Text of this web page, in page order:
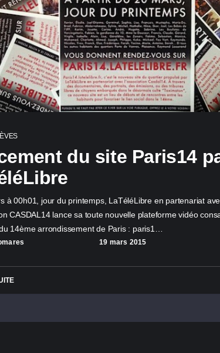
du site Paris14
à 00h01, jour du printemps, LaTéléLibre en partenariat
CASDAL14 lance sa toute nouvelle plateforme vidéo
14ème arrondissement de Paris : paris1…
19 mars 2015